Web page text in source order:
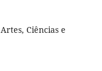
Ciências e